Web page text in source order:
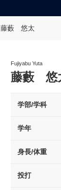
藤藪 悠太
Fujiyabu Yuta
藤藪 悠
学部/学科
学年
身長/体重
投打